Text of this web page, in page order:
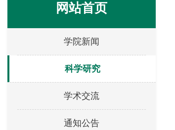
网站首页
学院新闻
科学研究
学术交流
通知公告